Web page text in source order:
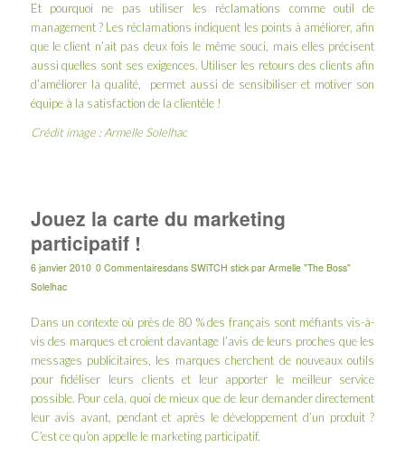
Et pourquoi ne pas utiliser les réclamations comme outil de
management ? Les réclamations indiquent les points à améliorer, afin
que le client n’ait pas deux fois le même souci, mais elles précisent
aussi quelles sont ses exigences. Utiliser les retours des clients afin
d’améliorer la qualité, permet aussi de sensibiliser et motiver son
équipe à la satisfaction de la clientèle !
Crédit image : Armelle Solelhac
Jouez la carte du marketing
participatif !
6 janvier 2010 0 Commentairesdans SWiTCH stick par Armelle "The Boss"
Solelhac
Dans un contexte où près de 80 % des français sont méfiants vis-à-
vis des marques et croient davantage l’avis de leurs proches que les
messages publicitaires, les marques cherchent de nouveaux outils
pour fidéliser leurs clients et leur apporter le meilleur service
possible. Pour cela, quoi de mieux que de leur demander directement
leur avis avant, pendant et après le développement d’un produit ?
C’est ce qu’on appelle le marketing participatif.